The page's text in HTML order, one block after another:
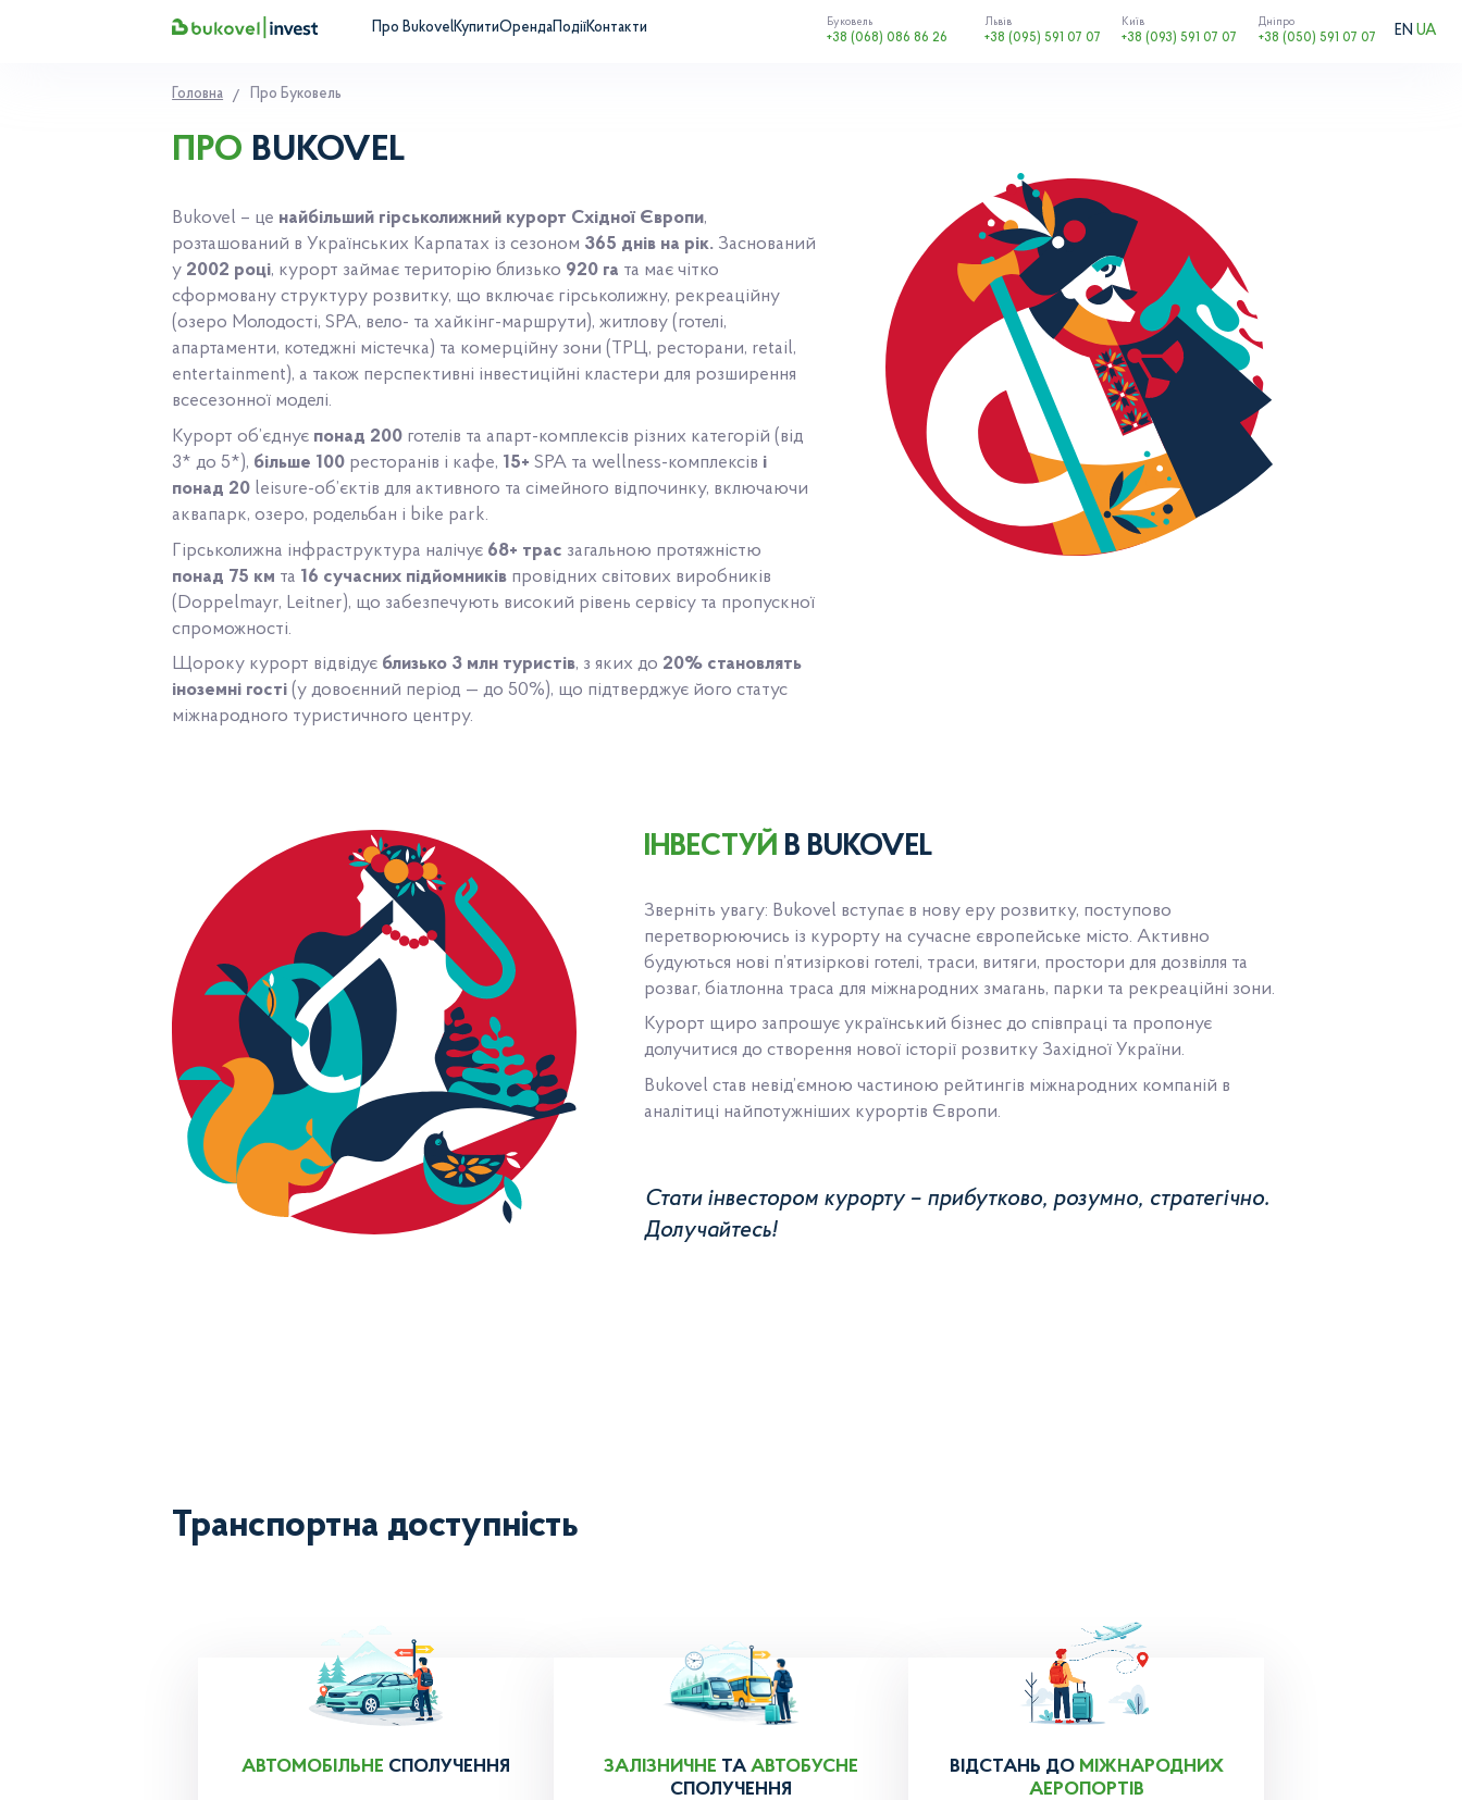
Про BukovelКупитиОрендаПодіїКонтакти Буковель
+38 (068) 086 86 26
Львів
+38 (095) 591 07 07
Київ
+38 (093) 591 07 07
Дніпро
+38 (050) 591 07 07 EN UA
Головна Про Буковель
ПРО BUKOVEL
Bukovel – це найбільший гірськолижний курорт Східної Європи,
розташований в Українських Карпатах із сезоном 365 днів на рік. Заснований
у 2002 році, курорт займає територію близько 920 га та має чітко
сформовану структуру розвитку, що включає гірськолижну, рекреаційну
(озеро Молодості, SPA, вело- та хайкінг-маршрути), житлову (готелі,
апартаменти, котеджні містечка) та комерційну зони (ТРЦ, ресторани, retail,
entertainment), а також перспективні інвестиційні кластери для розширення
всесезонної моделі.
Курорт об’єднує понад 200 готелів та апарт-комплексів різних категорій (від
3* до 5*), більше 100 ресторанів і кафе, 15+SPA та wellness-комплексів і
понад 20 leisure-об’єктів для активного та сімейного відпочинку, включаючи
аквапарк, озеро, родельбан і bike park.
Гірськолижна інфраструктура налічує 68+ трас загальною протяжністю
понад 75 км та 16 сучасних підйомників провідних світових виробників
(Doppelmayr, Leitner), що забезпечують високий рівень сервісу та пропускної
спроможності.
Щороку курорт відвідує близько 3 млн туристів, з яких до 20% становлять
іноземні гості (у довоєнний період — до 50%), що підтверджує його статус
міжнародного туристичного центру.
ІНВЕСТУЙ В BUKOVEL
Зверніть увагу: Bukovel вступає в нову еру розвитку, поступово
перетворюючись із курорту на сучасне європейське місто. Активно
будуються нові п’ятизіркові готелі, траси, витяги, простори для дозвілля та
розваг, біатлонна траса для міжнародних змагань, парки та рекреаційні зони.
Курорт щиро запрошує український бізнес до співпраці та пропонує
долучитися до створення нової історії розвитку Західної України.
Bukovel став невід’ємною частиною рейтингів міжнародних компаній в
аналітиці найпотужніших курортів Європи.
Стати інвестором курорту – прибутково, розумно, стратегічно.
Долучайтесь!
Транспортна доступність
АВТОМОБІЛЬНЕ СПОЛУЧЕННЯ ЗАЛІЗНИЧНЕ ТА АВТОБУСНЕ
СПОЛУЧЕННЯ
ВІДСТАНЬ ДО МІЖНАРОДНИХ
АЕРОПОРТІВ